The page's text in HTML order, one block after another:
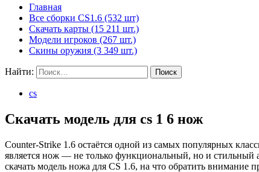
Главная
Все сборки CS1.6 (532 шт)
Скачать карты (15 211 шт.)
Модели игроков (267 шт.)
Скины оружия (3 349 шт.)
Найти:
cs
Скачать модель для cs 1 6 нож
Counter-Strike 1.6 остаётся одной из самых популярных
является нож — не только функциональный, но и стильный
скачать модель ножа для CS 1.6, на что обратить